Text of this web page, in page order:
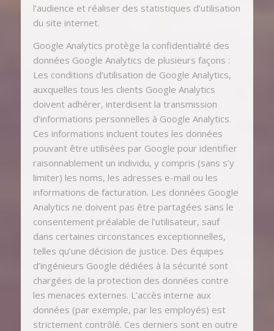
l’audience et réaliser des statistiques d’utilisation
du site internet.
Google Analytics protège la confidentialité des
données Google Analytics de plusieurs façons :
Les conditions d’utilisation de Google Analytics,
auxquelles tous les clients Google Analytics
doivent adhérer, interdisent la transmission
d’informations personnelles à Google Analytics.
Ces informations incluent toutes les données
pouvant être utilisées par Google pour identifier
raisonnablement un individu, y compris (sans s’y
limiter) les noms, les adresses e-mail ou les
informations de facturation. Les données Google
Analytics ne doivent pas être partagées sans le
consentement préalable de l’utilisateur, sauf
dans certaines circonstances exceptionnelles,
telles qu’une décision de justice. Des équipes
d’ingénieurs Google dédiées à la sécurité sont
chargées de la protection des données contre
les menaces externes. L’accès interne aux
données (par exemple, par les employés) est
strictement contrôlé. Ces derniers sont en outre